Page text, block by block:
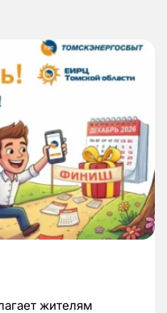
жителям